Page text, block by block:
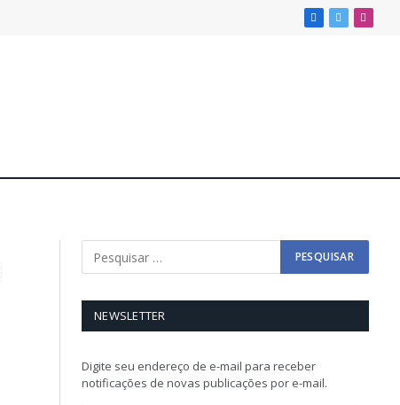
Facebook
X
NEWSLETTER
Digite seu endereço de e-mail para receber
notificações de novas publicações por e-mail.